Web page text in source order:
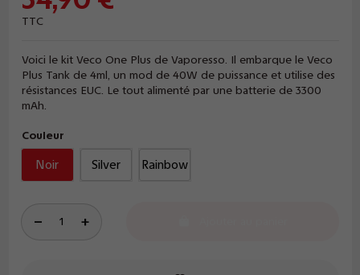
TTC
Voici le kit Veco One Plus de Vaporesso. Il embarque le Veco
Plus Tank de 4ml, un mod de 40W de puissance et utilise des
résistances EUC. Le tout alimenté par une batterie de 3300
mAh.
Couleur
Noir Silver Rainbow